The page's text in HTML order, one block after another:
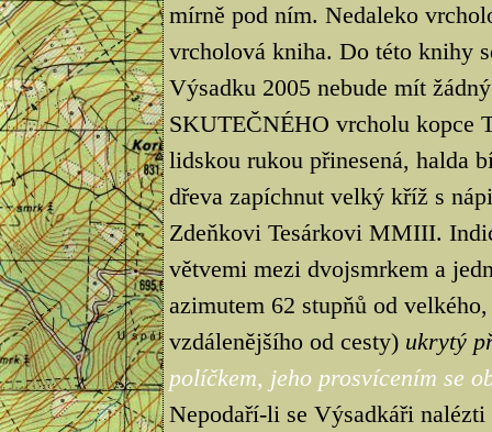
mírně pod ním. Nedaleko
vrcholová kniha. Do této knihy
Výsadku 2005 nebude mít
SKUTEČNÉHO vrcholu kopce
lidskou rukou přinesená, halda
dřeva zapíchnut velký kříž s
Zdeňkovi Tesárkovi MMIII.
větvemi mezi dvojsmrkem a
azimutem 62 stupňů od
vzdálenějšího od cesty) ukrytý
políčkem, jeho prosvícením se
Nepodaří-li se Výsadkáři